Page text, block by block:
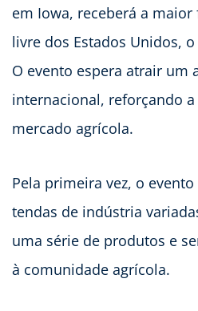
em Iowa, receberá a
livre dos Estados Unidos,
O evento espera atrair um
internacional, reforçando
mercado agrícola.
Pela primeira vez, o
tendas de indústria
uma série de produtos e
à comunidade agrícola.